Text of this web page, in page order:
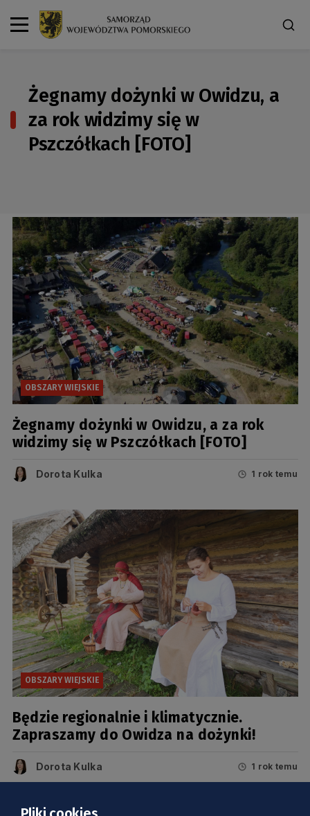
Żegnamy dożynki w Owidzu, a
za rok widzimy się w
Pszczółkach [FOTO]
OBSZARY WIEJSKIE
Żegnamy dożynki w Owidzu, a za rok
widzimy się w Pszczółkach [FOTO]
Dorota Kulka 1 rok temu
OBSZARY WIEJSKIE
Będzie regionalnie i klimatycznie.
Zapraszamy do Owidza na dożynki!
Dorota Kulka 1 rok temu
Pliki cookies